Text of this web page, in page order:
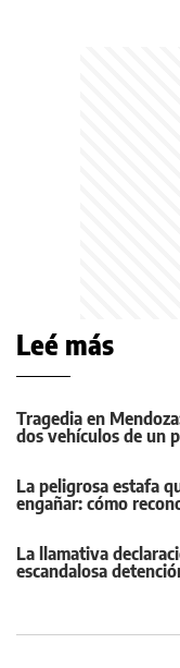
Leé más
Tragedia en
dos vehículos de un
La peligrosa estafa
engañar: cómo
La llamativa
escandalosa